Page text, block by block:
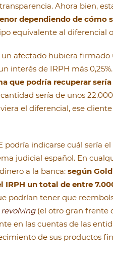
Ahora bien,
dependiendo de cómo
equivalente al diferencial
afectado hubiera firmado
interés de IRPH más 0,25%.
que podría recuperar
sería de unos
el diferencial, ese
podría indicarse cuál sería
judicial español. En
a la banca: según
IRPH un total de entre
podrían tener que
revolving (el otro gran frente
en las cuentas de las
de sus productos